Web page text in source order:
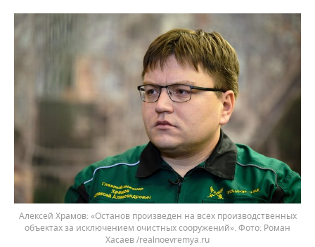
Алексей Храмов: «Останов произведен на всех производственных
объектах за исключением очистных сооружений».
Роман
Хасаев /realnoevremya.ru